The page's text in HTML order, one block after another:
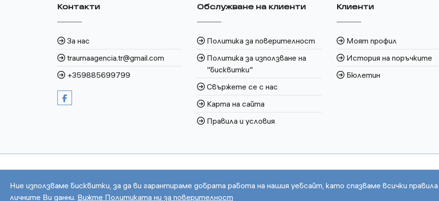
Ние използваме бисквитки, за да ви гарантираме добрата работа на нашия уебсайт, като спазваме всички
личните Ви данни. Вижте Политиката ни за поверителност
Контакти
За нас
traurnaagencia.tr@gmail.com
+359885699799
Обслужване на клиенти
Политика за поверителност
Политика за използване на
"бисквитки"
Свържете се с нас
Карта на сайта
Правила и условия
Клиенти
Моят профил
История на поръчките
Бюлетин